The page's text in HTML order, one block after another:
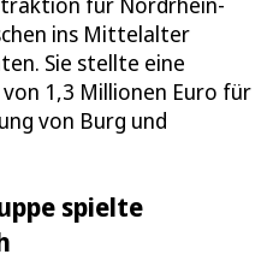
ins Mittelalter
Sie stellte eine
1,3 Millionen Euro für
von Burg und
spielte